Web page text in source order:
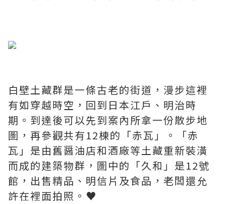
白壁土藏群是一條古老的街道，漫步這裡
有如穿越時空，回到日本江戶、明治時
期。到達後可以先到案內所拿一份散步地
圖，再參觀共有12棟的「赤瓦」。「赤
瓦」是由舊醤油店和酒廠等土藏重新裝潢
而成的建築物群，圖中的「久和」是12號
館，出售精品、明信片及食品，老闆還允
許在裡面拍照。♥️